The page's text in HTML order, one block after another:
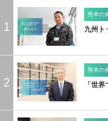
1
熊本の
九州ト
2
熊本の
「世